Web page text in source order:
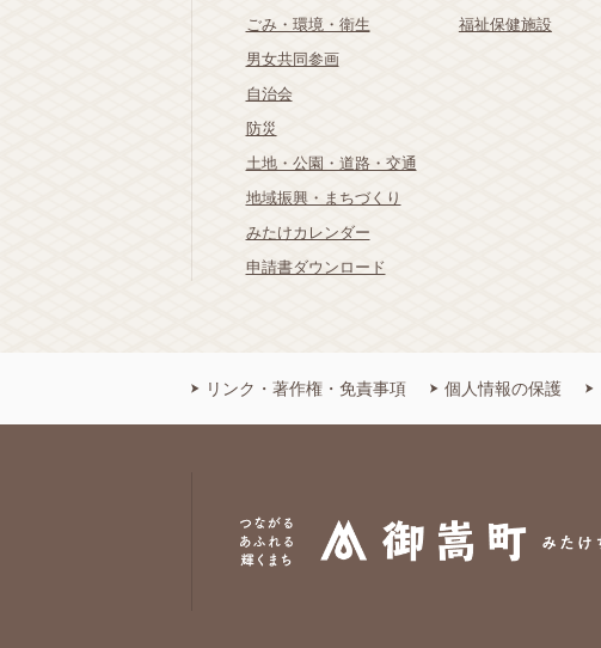
ごみ・環境・衛生
男女共同参画
自治会
防災
土地・公園・道路・交通
地域振興・まちづくり
みたけカレンダー
申請書ダウンロード
福祉保健施設
リンク・著作権・免責事項 個人情報の保護